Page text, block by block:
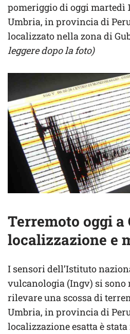
pomeriggio di oggi martedì
Umbria, in provincia di
localizzato nella zona di
leggere dopo la foto)
Terremoto oggi a
localizzazione e
I sensori dell’Istituto
vulcanologia (Ingv) si sono
rilevare una scossa di
Umbria, in provincia di
localizzazione esatta è